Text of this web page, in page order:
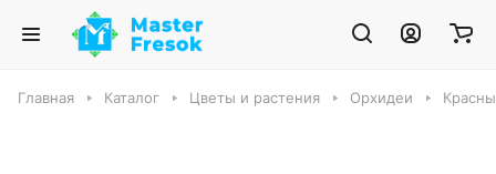
Главная Каталог Цветы и растения Орхидеи